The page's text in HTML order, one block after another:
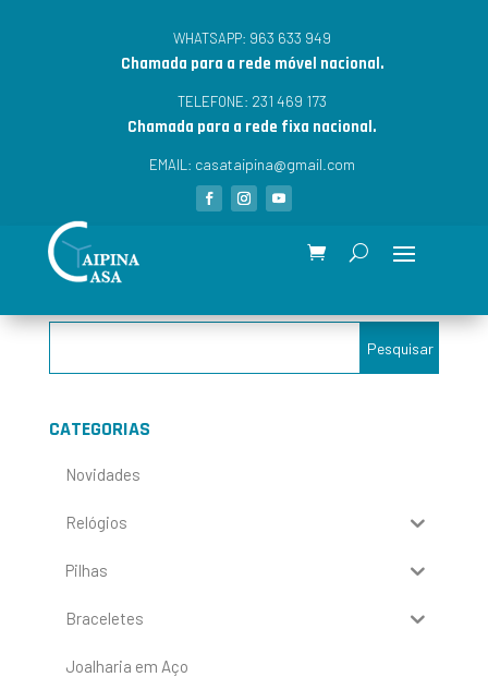
WHATSAPP: 963 633 949
Chamada para a rede móvel nacional.
TELEFONE: 231 469 173
Chamada para a rede fixa nacional.
EMAIL: casataipina@gmail.com
CATEGORIAS
Novidades
Relógios
Pilhas
Braceletes
Joalharia em Aço